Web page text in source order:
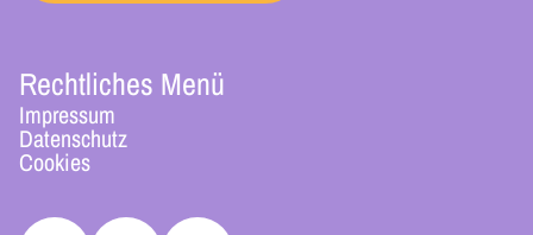
Rechtliches Menü
Impressum
Datenschutz
Cookies